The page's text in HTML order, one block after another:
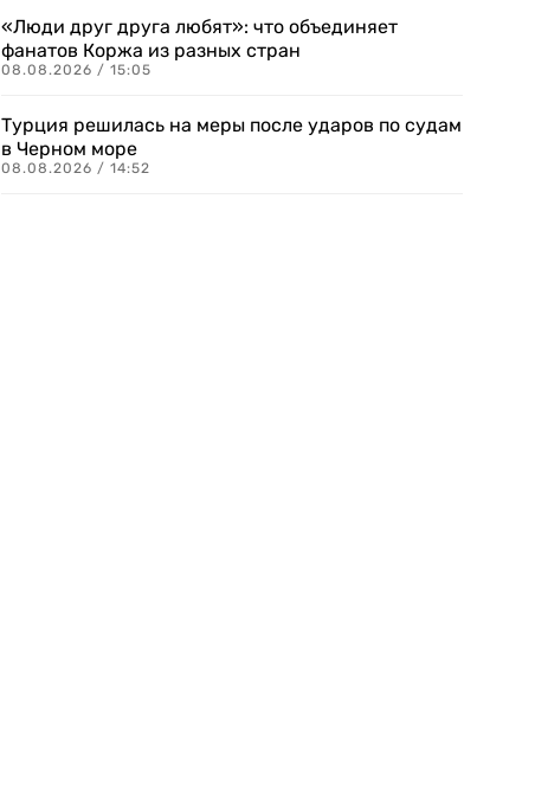
«Люди друг друга любят»: что объединяет
фанатов Коржа из разных стран
08.08.2026 / 15:05
Турция решилась на меры после ударов по судам
в Черном море
08.08.2026 / 14:52